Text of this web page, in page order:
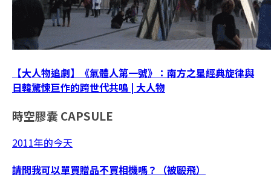
【大人物追劇】《氣體人第一號》：南方之星經典旋律與
日韓驚悚巨作的跨世代共鳴 | 大人物
時空膠囊 CAPSULE
2011年的今天
請問我可以單買贈品不買相機嗎？（被毆飛）